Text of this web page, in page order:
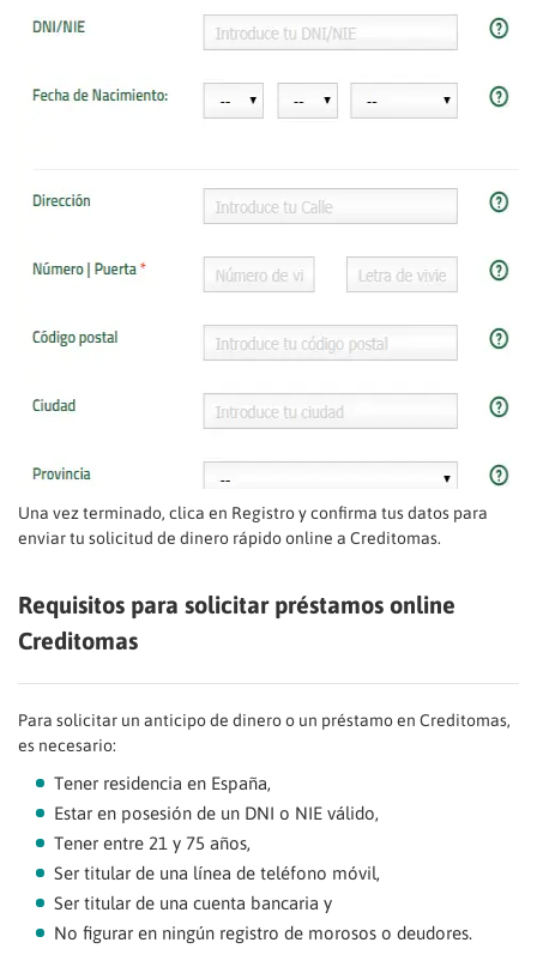
Una vez terminado, clica en Registro y confirma tus datos para
enviar tu solicitud de dinero rápido online a Creditomas.
Requisitos para solicitar préstamos online
Creditomas
Para solicitar un anticipo de dinero o un préstamo en Creditomas,
es necesario:
Tener residencia en España,
Estar en posesión de un DNI o NIE válido,
Tener entre 21 y 75 años,
Ser titular de una línea de teléfono móvil,
Ser titular de una cuenta bancaria y
No figurar en ningún registro de morosos o deudores.